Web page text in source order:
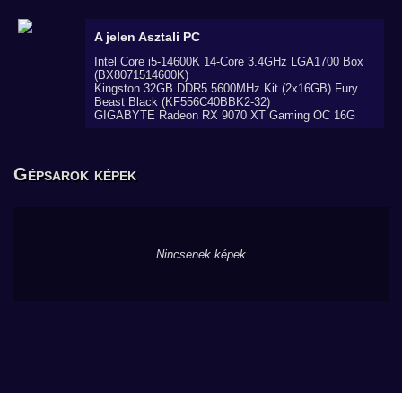
A jelen Asztali PC
Intel Core i5-14600K 14-Core 3.4GHz LGA1700 Box
(BX8071514600K)
Kingston 32GB DDR5 5600MHz Kit (2x16GB) Fury
Beast Black (KF556C40BBK2-32)
GIGABYTE Radeon RX 9070 XT Gaming OC 16G
Gépsarok képek
Nincsenek képek